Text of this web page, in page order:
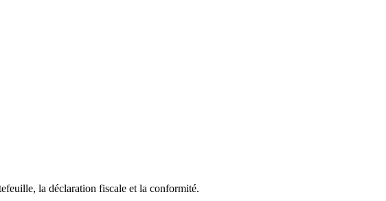
la déclaration fiscale et la conformité.